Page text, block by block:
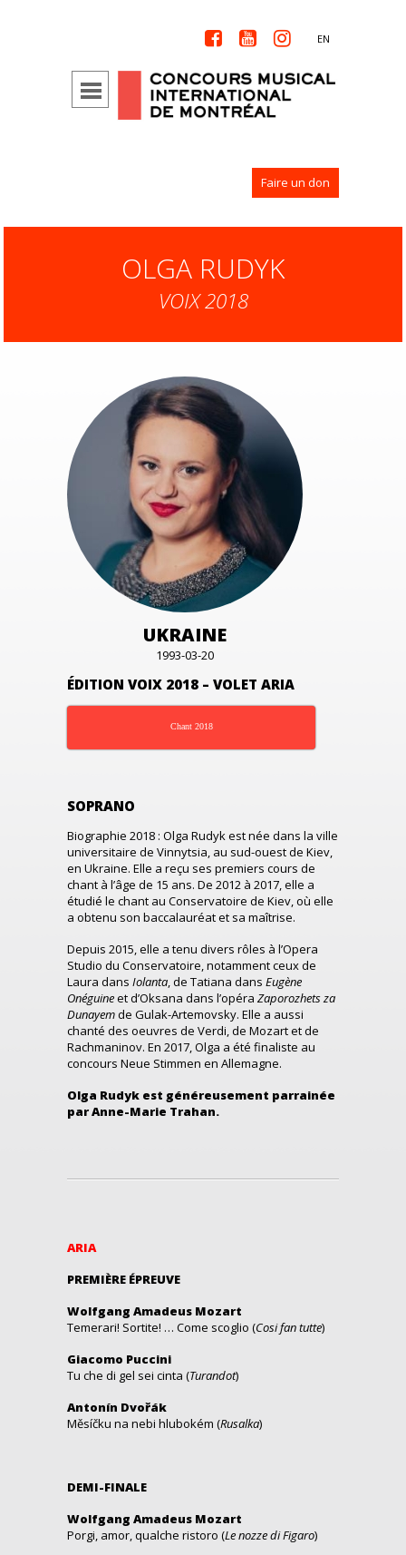
   EN
Faire un don
OLGA RUDYK
VOIX 2018
UKRAINE
1993-03-20
ÉDITION VOIX 2018 – VOLET ARIA
Chant 2018
SOPRANO
Biographie 2018 : Olga Rudyk est née dans la ville
universitaire de Vinnytsia, au sud-ouest de Kiev,
en Ukraine. Elle a reçu ses premiers cours de
chant à l’âge de 15 ans. De 2012 à 2017, elle a
étudié le chant au Conservatoire de Kiev, où elle
a obtenu son baccalauréat et sa maîtrise.
Depuis 2015, elle a tenu divers rôles à l’Opera
Studio du Conservatoire, notamment ceux de
Laura dans Iolanta, de Tatiana dans Eugène
Onéguineet d’Oksana dans l’opéra Zaporozhets za
Dunayemde Gulak-Artemovsky. Elle a aussi
chanté des oeuvres de Verdi, de Mozart et de
Rachmaninov. En 2017, Olga a été finaliste au
concours Neue Stimmen en Allemagne.
Olga Rudyk est généreusement parrainée
par Anne-Marie Trahan.
ARIA
PREMIÈRE ÉPREUVE
Wolfgang Amadeus Mozart
Temerari! Sortite! … Come scoglio (Cosi fan tutte)
Giacomo Puccini
Tu che di gel sei cinta (Turandot)
Antonín Dvořák
Měsíčku na nebi hlubokém (Rusalka)
DEMI-FINALE
Wolfgang Amadeus Mozart
Porgi, amor, qualche ristoro (Le nozze di Figaro)